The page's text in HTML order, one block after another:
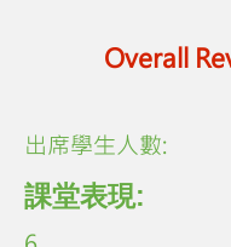
Overall
​出席學生人數:
課堂表現: